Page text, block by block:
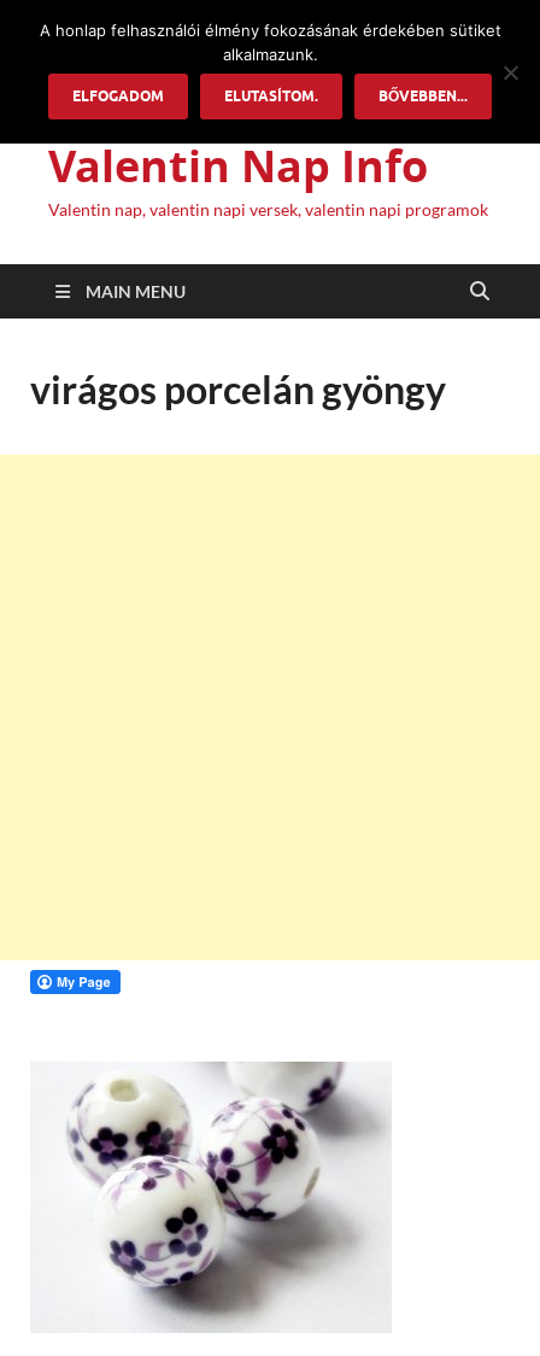
Valentin Nap Info
Valentin nap, valentin napi versek, valentin napi programok
MAIN MENU
virágos porcelán gyöngy
A honlap felhasználói élmény fokozásának érdekében sütiket
alkalmazunk.
ELFOGADOM ELUTASÍTOM. BŐVEBBEN...